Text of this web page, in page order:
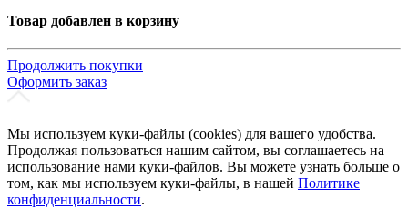
Товар добавлен в корзину
Продолжить покупки
Оформить заказ
Мы используем куки-файлы (cookies) для вашего удобства.
Продолжая пользоваться нашим сайтом, вы соглашаетесь на
использование нами куки-файлов. Вы можете узнать больше о
том, как мы используем куки-файлы, в нашей Политике
конфиденциальности.